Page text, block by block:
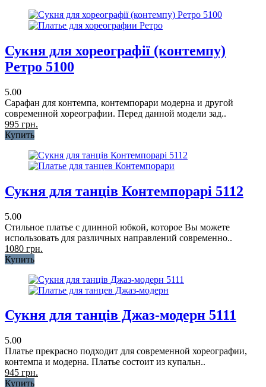
Сукня для хореографії (контемпу)
Ретро 5100
5.00
Сарафан для контемпа, контемпорари модерна и другой
современной хореографии. Перед данной модели зад..
995 грн.
Купить
Сукня для танців Контемпорарі 5112
5.00
Стильное платье с длинной юбкой, которое Вы можете
использовать для различных направлений современно..
1080 грн.
Купить
Сукня для танців Джаз-модерн 5111
5.00
Платье прекрасно подходит для современной хореографии,
контемпа и модерна. Платье состоит из купальн..
945 грн.
Купить